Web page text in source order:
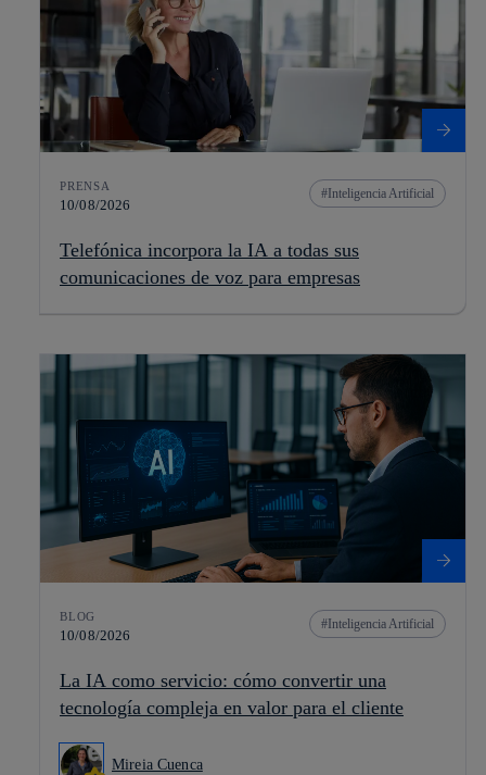
PRENSA
10/08/2026
Inteligencia Artificial
Telefónica incorpora la IA a todas sus
comunicaciones de voz para empresas
BLOG
10/08/2026
Inteligencia Artificial
La IA como servicio: cómo convertir una
tecnología compleja en valor para el cliente
Mireia Cuenca